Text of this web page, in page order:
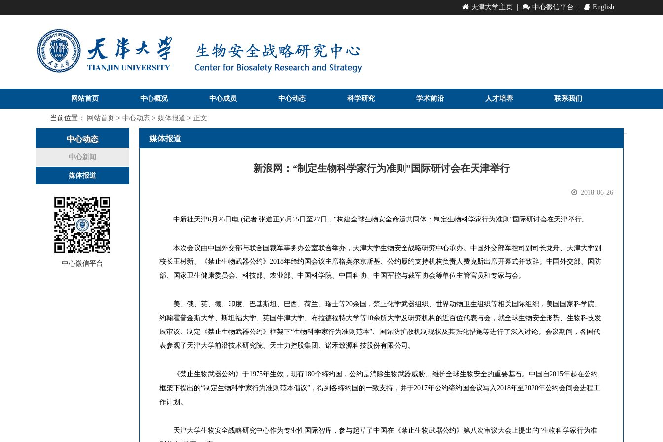
天津大学主页 中心微信平台 English
网站首页 中心概况 中心成员 中心动态 科学研究 学术前沿 人才培养 联系我们
当前位置： 网站首页 > 中心动态 > 媒体报道 > 正文
中心动态
中心新闻
媒体报道
中心微信平台
媒体报道
新浪网：“制定生物科学家行为准则”国际研讨会在天津举行
2018-06-26
中新社天津6月26日电 (记者 张道正)6月25日至27日，“构建全球生物安全命运共同体：制定生物科学家行为准则”国际研讨会在天津举行。
本次会议由中国外交部与联合国裁军事务办公室联合举办，天津大学生物安全战略研究中心承办。中国外交部军控司副司长龙舟、天津大学副
校长王树新、《禁止生物武器公约》2018年缔约国会议主席格奥尔京斯基、公约履约支持机构负责人费克斯出席开幕式并致辞。中国外交部、国防
部、国家卫生健康委员会、科技部、农业部、中国科学院、中国科协、中国军控与裁军协会等单位主管官员和专家与会。
美、俄、英、德、印度、巴基斯坦、巴西、荷兰、瑞士等20余国，禁止化学武器组织、世界动物卫生组织等相关国际组织，美国国家科学院、
约翰霍普金斯大学、斯坦福大学、英国牛津大学、布拉德福特大学等10余所大学及研究机构的近百位代表与会，就全球生物安全形势、生物科技发
展审议、制定《禁止生物武器公约》框架下“生物科学家行为准则范本”、国际防扩散机制现状及其强化措施等进行了深入讨论。会议期间，各国代
表参观了天津大学前沿技术研究院、天士力控股集团、诺禾致源科技股份有限公司。
《禁止生物武器公约》于1975年生效，现有180个缔约国，公约是消除生物武器威胁、维护全球生物安全的重要基石。中国自2015年起在公约
框架下提出的“制定生物科学家行为准则范本倡议”，得到各缔约国的一致支持，并于2017年公约缔约国会议写入2018年至2020年公约会间会进程工
作计划。
天津大学生物安全战略研究中心作为专业性国际智库，参与起草了中国在《禁止生物武器公约》第八次审议大会上提出的“生物科学家行为准